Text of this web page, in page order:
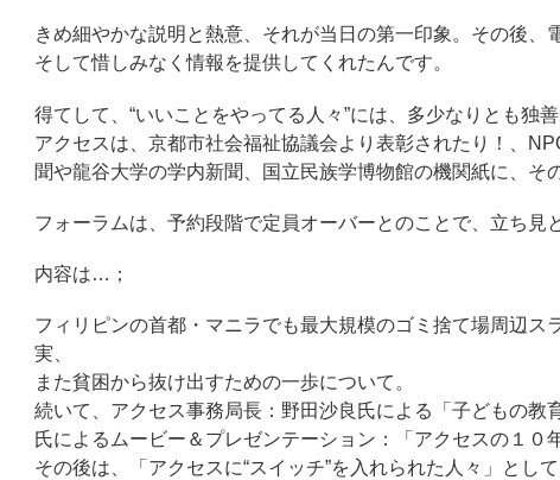
きめ細やかな説明と熱意、それが当日の第一印象。その後
そして惜しみなく情報を提供してくれたんです。
得てして、“いいことをやってる人々”には、多少なりとも独
アクセスは、京都市社会福祉協議会より表彰されたり！、
聞や龍谷大学の学内新聞、国立民族学博物館の機関紙に、そ
フォーラムは、予約段階で定員オーバーとのことで、立ち
内容は…；
フィリピンの首都・マニラでも最大規模のゴミ捨て場周辺
実、
また貧困から抜け出すための一歩について。
続いて、アクセス事務局長：野田沙良氏による「子どもの
氏によるムービー＆プレゼンテーション：「アクセスの１０
その後は、「アクセスに“スイッチ”を入れられた人々」と